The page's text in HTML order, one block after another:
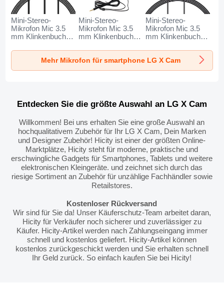
Mini-Stereo-
Mikrofon Mic 3.5
mm Klinkenbuchse
Schwarz
Mini-Stereo-
Mikrofon Mic 3.5
mm Klinkenbuchse
Schwarz
Mini-Stereo-
Mikrofon Mic 3.5
mm Klinkenbuchse
Schwarz
Mehr Mikrofon für smartphone LG X Cam
Entdecken Sie die größte Auswahl an LG X Cam
Willkommen! Bei uns erhalten Sie eine große Auswahl an
hochqualitativem Zubehör für Ihr LG X Cam, Dein Marken
und Designer Zubehör! Hicity ist einer der größten Online-
Marktplätze, Hicity steht für moderne, praktische und
erschwingliche Gadgets für Smartphones, Tablets und weitere
elektronischen Kleingeräte. und zeichnet sich durch das
riesige Sortiment an Zubehör für unzählige Fachhändler sowie
Retailstores.
Kostenloser Rückversand
Wir sind für Sie da! Unser Käuferschutz-Team arbeitet daran,
Hicity für Verkäufer noch sicherer und zuverlässiger zu
Käufer. Hicity-Artikel werden nach Zahlungseingang immer
schnell und kostenlos geliefert. Hicity-Artikel können
kostenlos zurückgeschickt werden und Sie erhalten schnell
Ihr Geld zurück. So einfach kaufen Sie bei Hicity!